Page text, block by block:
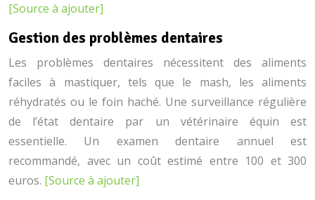
[Source à ajouter]
Gestion des problèmes dentaires
Les problèmes dentaires nécessitent des aliments
faciles à mastiquer, tels que le mash, les aliments
réhydratés ou le foin haché. Une surveillance régulière
de l’état dentaire par un vétérinaire équin est
essentielle. Un examen dentaire annuel est
recommandé, avec un coût estimé entre 100 et 300
euros. [Source à ajouter]